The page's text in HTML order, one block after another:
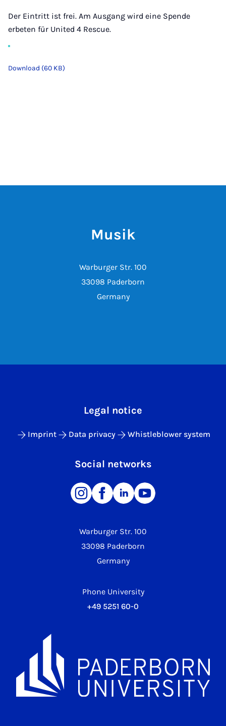
Der Eintritt ist frei. Am Ausgang wird eine Spende
erbeten für United 4 Rescue.
Download (60 KB)
Musik
Warburger Str. 100
33098 Paderborn
Germany
Warburger Str. 100
33098 Paderborn
Germany
Phone University
+49 5251 60-0
Legal notice
Imprint Data privacy Whistleblower system
Social networks